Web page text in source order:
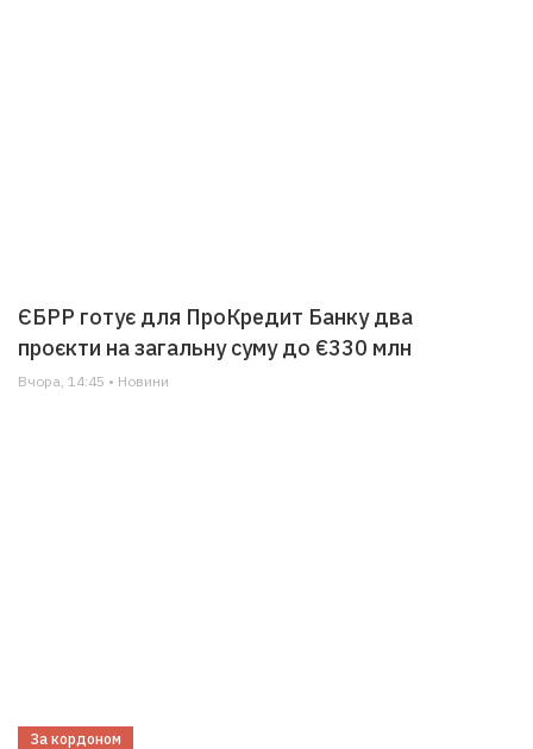
ЄБРР готує для ПроКредит Банку два
проєкти на загальну суму до €330 млн
Вчора, 14:45 • Новини
За кордоном